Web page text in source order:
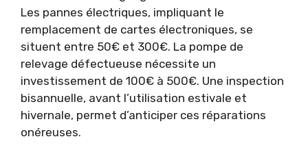
Les pannes électriques, impliquant le
remplacement de cartes électroniques, se
situent entre 50€ et 300€. La pompe de
relevage défectueuse nécessite un
investissement de 100€ à 500€. Une inspection
bisannuelle, avant l’utilisation estivale et
hivernale, permet d’anticiper ces réparations
onéreuses.